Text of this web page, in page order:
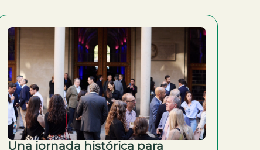
Una jornada histórica para